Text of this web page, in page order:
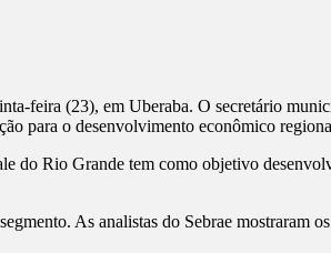
feira (23), em Uberaba. O secretário
para o desenvolvimento econômico
do Rio Grande tem como objetivo
As analistas do Sebrae mostraram